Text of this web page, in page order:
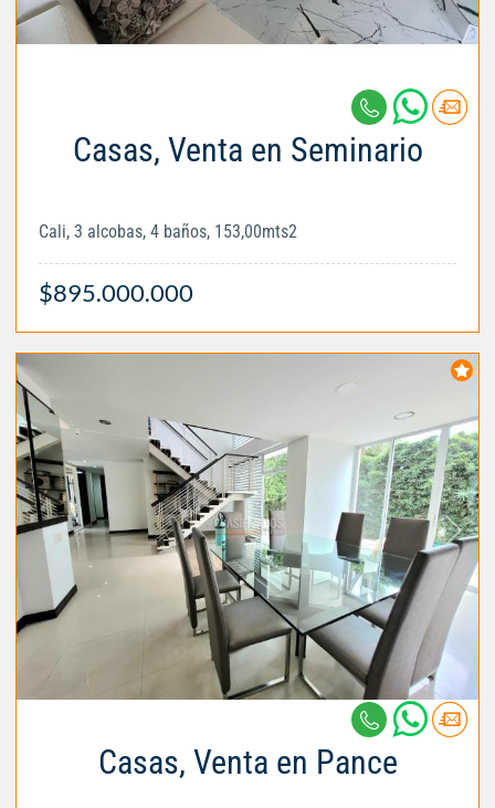
Casas, Venta en Seminario
Cali, 3 alcobas, 4 baños, 153,00mts2
$895.000.000
Casas, Venta en Pance